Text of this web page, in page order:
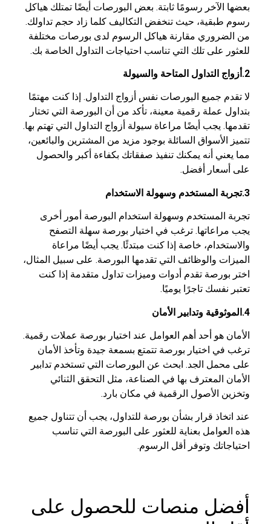
بعضها الآخر رسومًا ثابتة. بعض البورصات أيضًا تمتلك هياكل
رسوم طبقية، حيث تنخفض التكاليف كلما زاد حجم تداولك.
من الضروري مقارنة هياكل الرسوم لدى بورصات مختلفة
للعثور على تلك التي تناسب احتياجات التداول الخاصة بك.
2.أزواج التداول المتاحة والسيولة
لا تقدم جميع البورصات نفس أزواج التداول. إذا كنت مهتمًا
بتداول عملة رقمية معينة، تأكد من أن البورصة التي تختار
تقدمها. يجب أيضًا مراعاة سيولة أزواج التداول التي تهتم بها.
تتميز الأسواق السائلة بوجود مزيد من المشترين والبائعين،
مما يعني أنه يمكنك تنفيذ صفقاتك بكفاءة أكبر والحصول
على أسعار أفضل.
3.تجربة المستخدم وسهولة الاستخدام
تجربة المستخدم وسهولة استخدام البورصة أمور أخرى
يجب مراعاتها. ترغب في اختيار بورصة سهلة التصفح
والاستخدام، خاصة إذا كنت مبتدئًا. يجب أيضًا مراعاة
الميزات والوظائف التي تقدمها البورصة. على سبيل المثال،
اختر بورصة تقدم أدوات وميزات تداول متقدمة إذا كنت
تعتبر نفسك تاجرًا يوميًا.
4.الموثوقية وتدابير الأمان
الأمان هو أحد أهم العوامل عند اختيار بورصة عملات رقمية.
ترغب في اختيار بورصة تتمتع بسمعة جيدة وتأخذ الأمان
على محمل الجد. ابحث عن البورصات التي تستخدم تدابير
الأمان المعترف بها في الصناعة، مثل التحقق الثنائي
وتخزين الأصول الرقمية في مكان بارد.
عند اتخاذ قرار بشأن بورصة للتداول، يجب أن تتناول جميع
هذه العوامل بعناية للعثور على البورصة التي تناسب
احتياجاتك وتوفر أقل الرسوم.
أفضل منصات للحصول على